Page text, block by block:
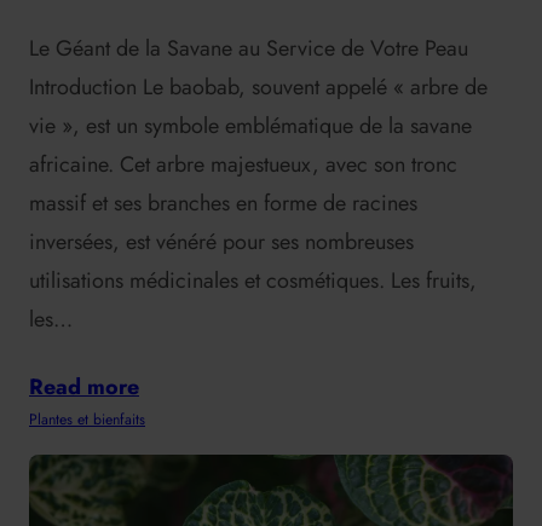
Le Géant de la Savane au Service de Votre Peau
Introduction Le baobab, souvent appelé « arbre de
vie », est un symbole emblématique de la savane
africaine. Cet arbre majestueux, avec son tronc
massif et ses branches en forme de racines
inversées, est vénéré pour ses nombreuses
utilisations médicinales et cosmétiques. Les fruits,
les…
Read more
Plantes et bienfaits